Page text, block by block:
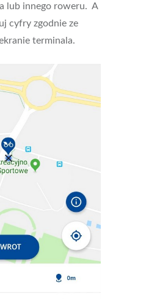
lub innego roweru. A
cyfry zgodnie ze
terminala.